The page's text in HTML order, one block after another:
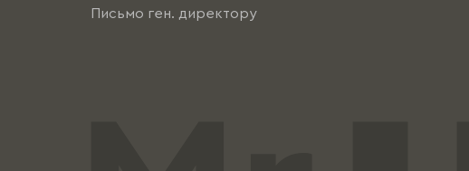
Письмо ген. директору